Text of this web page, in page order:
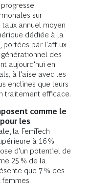
sur
annuel moyen
dédiée à la
portées par l'afflux
des
aujourd'hui en
à l'aise avec les
enclines que leurs
traitement efficace.
comme le
les
la FemTech
à 16 %
d'un potentiel de
25 % de la
que 7 % des